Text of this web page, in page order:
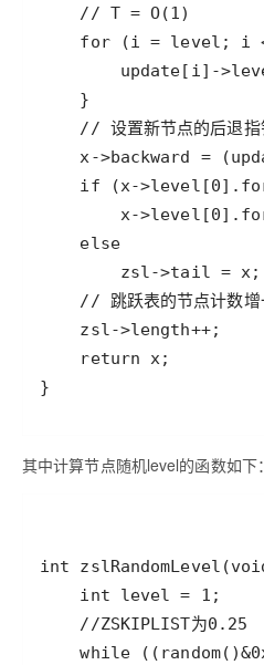
    else
其中计算节点随机level的函数如下：